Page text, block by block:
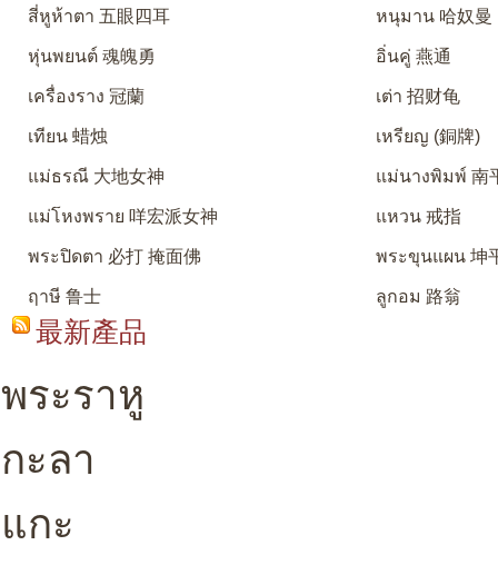
สี่หูห้าตา 五眼四耳 หนุมาน 哈奴曼
หุ่นพยนต์ 魂魄勇 อิ่นคู่ 燕通
เครื่องราง 冠蘭 เต่า 招财龟
เทียน 蜡烛 เหรียญ (銅牌)
แม่ธรณี 大地女神 แม่นางพิมพ์ 南
แม่โหงพราย 咩宏派女神 แหวน 戒指
พระปิดตา 必打 掩面佛 พระขุนแผน 坤
ฤาษี 鲁士 ลูกอม 路翁
最新產品
พระราหู
กะลา
แกะ